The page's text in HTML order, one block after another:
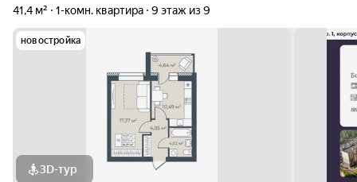
41,4 м²
1-комн. квартира 9 этаж из 9
новостройка
3D-тур